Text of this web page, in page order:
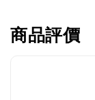
商品評價